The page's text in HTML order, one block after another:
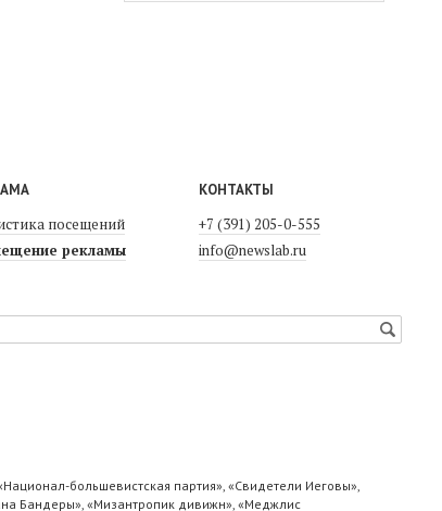
посещений
рекламы
КОНТАКТЫ
+7 (391) 205-0-555
info@newslab.ru
большевистская партия», «Свидетели Иеговы»,
Бандеры», «Мизантропик дивижн», «Меджлис